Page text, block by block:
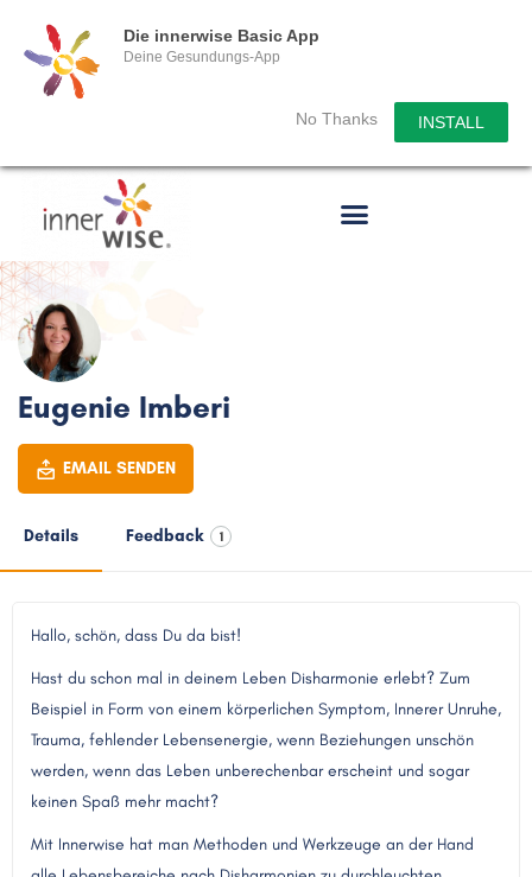
Die innerwise Basic App
Deine Gesundungs-App
No Thanks INSTALL
Eugenie Imberi
EMAIL SENDEN
Details Feedback 1
Hallo, schön, dass Du da bist!
Hast du schon mal in deinem Leben Disharmonie erlebt? Zum
Beispiel in Form von einem körperlichen Symptom, Innerer Unruhe,
Trauma, fehlender Lebensenergie, wenn Beziehungen unschön
werden, wenn das Leben unberechenbar erscheint und sogar
keinen Spaß mehr macht?
Mit Innerwise hat man Methoden und Werkzeuge an der Hand